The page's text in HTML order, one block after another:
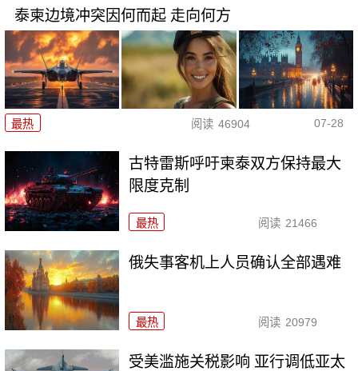
泰柬边境冲突因何而起 走向何方
最热 阅读 46904 07-28
古特雷斯呼吁柬泰双方保持最大
限度克制
最热 阅读 21466
俄失事客机上人员确认全部遇难
最热 阅读 20979
受美滥施关税影响 亚行调低亚太